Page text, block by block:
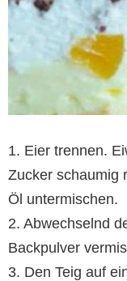
1. Eier trennen.
Zucker schaumig
Öl untermischen.
2. Abwechselnd
Backpulver
3. Den Teig auf